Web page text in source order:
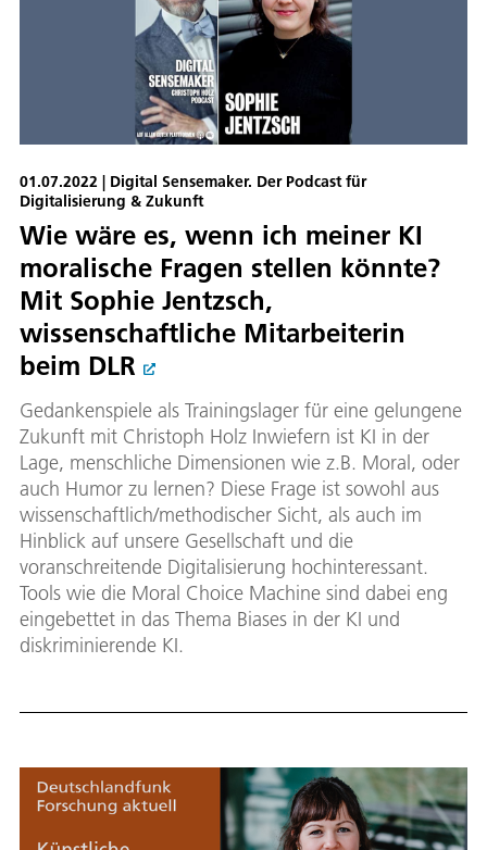
01.07.2022 | Digital Sensemaker. Der Podcast für
Digitalisierung & Zukunft
Wie wäre es, wenn ich meiner KI
moralische Fragen stellen könnte?
Mit Sophie Jentzsch,
wissenschaftliche Mitarbeiterin
beim DLR
Gedankenspiele als Trainingslager für eine gelungene
Zukunft mit Christoph Holz Inwiefern ist KI in der
Lage, menschliche Dimensionen wie z.B. Moral, oder
auch Humor zu lernen? Diese Frage ist sowohl aus
wissenschaftlich/methodischer Sicht, als auch im
Hinblick auf unsere Gesellschaft und die
voranschreitende Digitalisierung hochinteressant.
Tools wie die Moral Choice Machine sind dabei eng
eingebettet in das Thema Biases in der KI und
diskriminierende KI.